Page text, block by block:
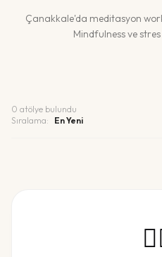
Çanakkale'da meditasyon
Mindfulness ve
0 atölye bulundu
Sıralama: